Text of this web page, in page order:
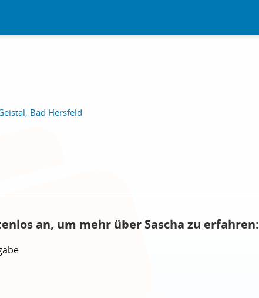
Bad Hersfeld
an, um mehr über Sascha zu erfahren: